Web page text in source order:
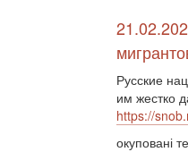
Русские
им жестко
https://
окуповані